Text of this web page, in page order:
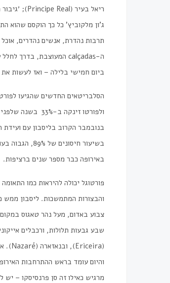
ריאל בעיר (
Principe Real
); ׳גיבור
ג'ון מלקוביץ' כל כך הוקסם שהוא
תרבות נהדרת, אנשים נהדרים, אוכל
ה-calçadas המעוצבת, בדרך לחלל
ביום חמישי בלילה – ואז לעשות את
הסלבריטאים החדשים שהגיעו
ולפורטו זינקה ב-33% בשנה שלפני
בנובמבר הקרוב בליסבון עם ועידת
בשיעור חיסונים של %
89
, הגבוה
באירופה כבר מספר שנים ברציפות.
פורטוגל יכולה להיראות כמו התאומה
והבצורות המתמשכות. ליסבון ממש
צבוע באדום, מעל נהר טאגוס במקום
שבע גבעות תלולות, ורכבלים
(
Ericeira
), ובנאזארה (
Nazaré
).
והיום עומד בראש ההתרחבות
מרגיש כאילו זה סן פרנסיסקו – יש